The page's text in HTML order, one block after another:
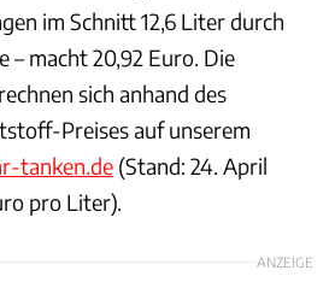
im Schnitt 12,6 Liter durch
– macht 20,92 Euro. Die
sich anhand des
Preises auf unserem
tanken.de (Stand: 24. April
pro Liter).
ANZEIGE